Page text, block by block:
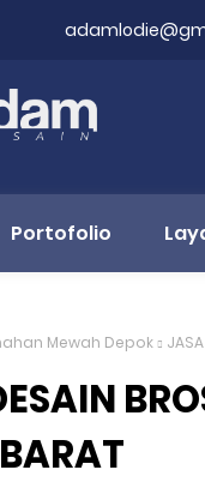
Portofolio
Mewah Depok